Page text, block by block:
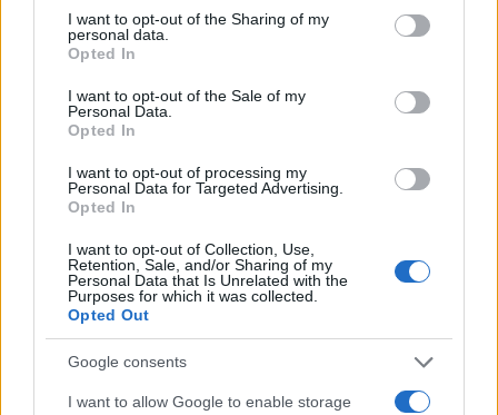
not limited to your visit or usage behaviour. You may click to
grant or deny consent to Google and its third-party tags to
use your data for below specified purposes in below Google
consent section.
I want to opt-out of the Sharing of my
personal data.
Opted In
I want to opt-out of the Sale of my
Personal Data.
Opted In
I want to opt-out of processing my
Personal Data for Targeted Advertising.
Opted In
I want to opt-out of Collection, Use,
Retention, Sale, and/or Sharing of my
Personal Data that Is Unrelated with the
Purposes for which it was collected.
Opted Out
Google consents
I want to allow Google to enable storage
Πιο σχολιασμένα
Καρυστιανού - Η επόμενη μέρα για την
«Ελπίδα για τη Δημοκρατία»
κατασκευή του αεροσκάφους που θα
επιχειρεί και τη νύχτα στα μέτωπα της
φωτιάς
Βγήκαν ξανά τα μαχαίρια στην Ελπίδα
για τη Δημοκρατία: «Καρυστιανού,
Γρατσία και Γαλανός μετέτρεψαν το
κίνημα σε φοβικό αρχηγικό κόμμα»
59 Το πολωμένο μελτέμι που τροφοδότησε
τις φωτιές σε Αττική και Βοιωτία: «Από τα
ισχυρότερα επεισόδια των τελευταίων 50
χρόνων»